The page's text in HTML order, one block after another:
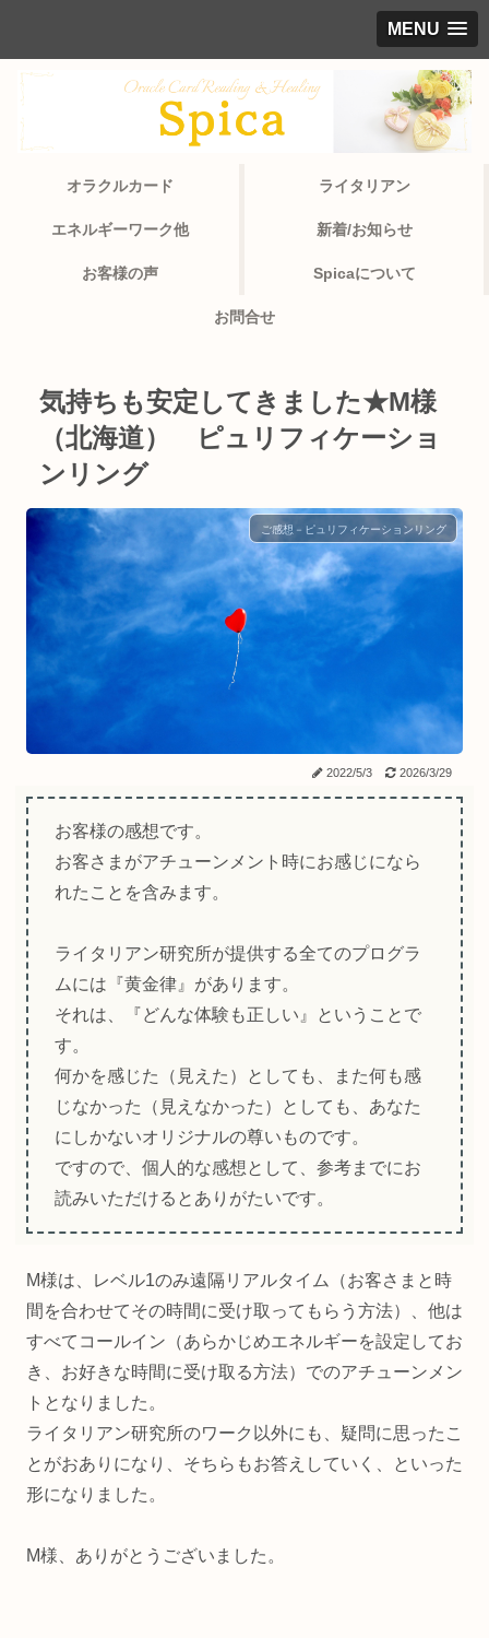
MENU
オラクルカード ライタリアン
エネルギーワーク他 新着/お知らせ
お客様の声 Spicaについて
お問合せ
気持ちも安定してきました★M様
（北海道） ピュリフィケーショ
ンリング
ご感想－ピュリフィケーションリング
2022/5/3 2026/3/29
お客様の感想です。
お客さまがアチューンメント時にお感じになら
れたことを含みます。
ライタリアン研究所が提供する全てのプログラ
ムには『黄金律』があります。
それは、『どんな体験も正しい』ということで
す。
何かを感じた（見えた）としても、また何も感
じなかった（見えなかった）としても、あなた
にしかないオリジナルの尊いものです。
ですので、個人的な感想として、参考までにお
読みいただけるとありがたいです。
M様は、レベル1のみ遠隔リアルタイム（お客さまと時
間を合わせてその時間に受け取ってもらう方法）、他は
すべてコールイン（あらかじめエネルギーを設定してお
き、お好きな時間に受け取る方法）でのアチューンメン
トとなりました。
ライタリアン研究所のワーク以外にも、疑問に思ったこ
とがおありになり、そちらもお答えしていく、といった
形になりました。
M様、ありがとうございました。